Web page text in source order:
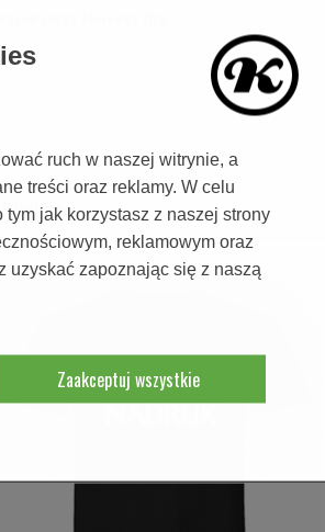
ruch w naszej witrynie, a
treści oraz reklamy. W celu
jak korzystasz z naszej strony
reklamowym oraz
uzyskać zapoznając się z naszą
Zaakceptuj wszystkie